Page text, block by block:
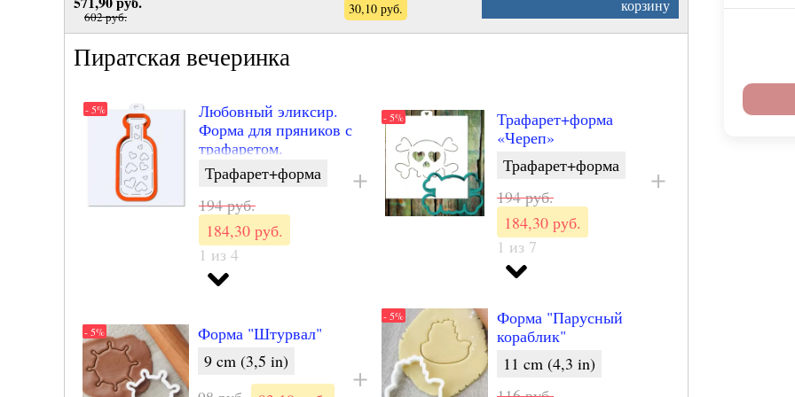
602 руб. 30,10 руб.
корзину
Пиратская вечеринка
- 5%
Любовный эликсир.
Форма для пряников с
трафаретом.
Трафарет+форма
194 руб.
184,30 руб.
1 из 4
Бутылка
Формочка для
печенья.
11 cm (4,3 in)
116 руб.
- 5%
Трафарет+форма
«Череп»
Трафарет+форма
194 руб.
184,30 руб.
1 из 7
Форма "Череп"
116 руб.
110,20 руб.
- 5%
Форма "Штурвал"
9 cm (3,5 in)
- 5%
Форма "Парусный
кораблик"
11 cm (4,3 in)